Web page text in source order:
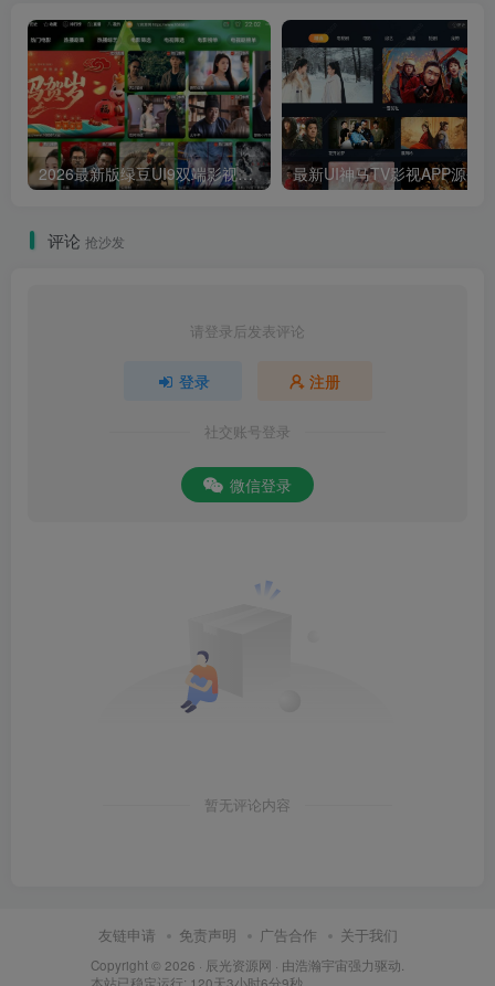
2026最新版绿豆UI9双端影视APP源码
评论 抢沙发
请登录后发表评论
登录 注册
社交账号登录
微信登录
暂无评论内容
友链申请 免责声明 广告合作 关于我们
Copyright © 2026 · 辰光资源网 · 由浩瀚宇宙强力驱动.